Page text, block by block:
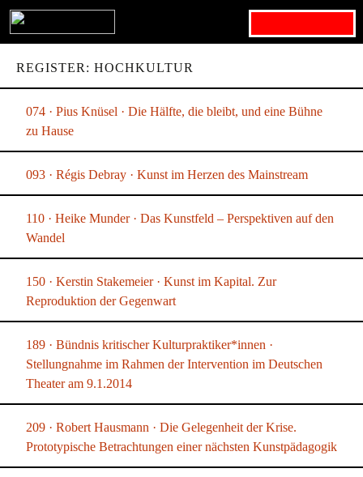
REGISTER: HOCHKULTUR
074 · Pius Knüsel · Die Hälfte, die bleibt, und eine Bühne
zu Hause
093 · Régis Debray · Kunst im Herzen des Mainstream
110 · Heike Munder · Das Kunstfeld – Perspektiven auf den
Wandel
150 · Kerstin Stakemeier · Kunst im Kapital. Zur
Reproduktion der Gegenwart
189 · Bündnis kritischer Kulturpraktiker*innen ·
Stellungnahme im Rahmen der Intervention im Deutschen
Theater am 9.1.2014
209 · Robert Hausmann · Die Gelegenheit der Krise.
Prototypische Betrachtungen einer nächsten Kunstpädagogik